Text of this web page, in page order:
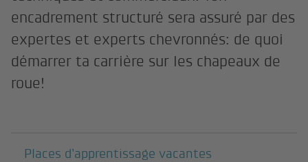
encadrement structuré sera assuré par des
expertes et experts chevronnés: de quoi
démarrer ta carrière sur les chapeaux de
roue!
Pages suivantes
Places d’apprentissage vacantes